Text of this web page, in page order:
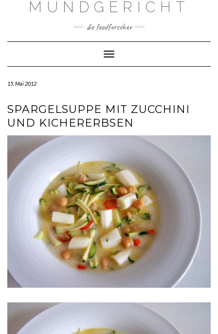
MUNDGERICHT
die foodforscher
Toggle Navigation
15. Mai 2012
SPARGELSUPPE MIT ZUCCHINI
UND KICHERERBSEN